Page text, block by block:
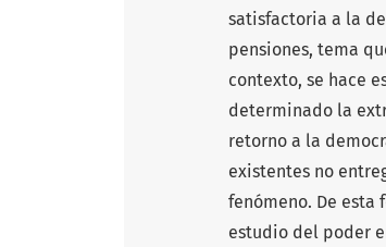
satisfactoria a la
pensiones, tema
contexto, se hace
determinado la
retorno a la
existentes no
fenómeno. De
estudio del poder